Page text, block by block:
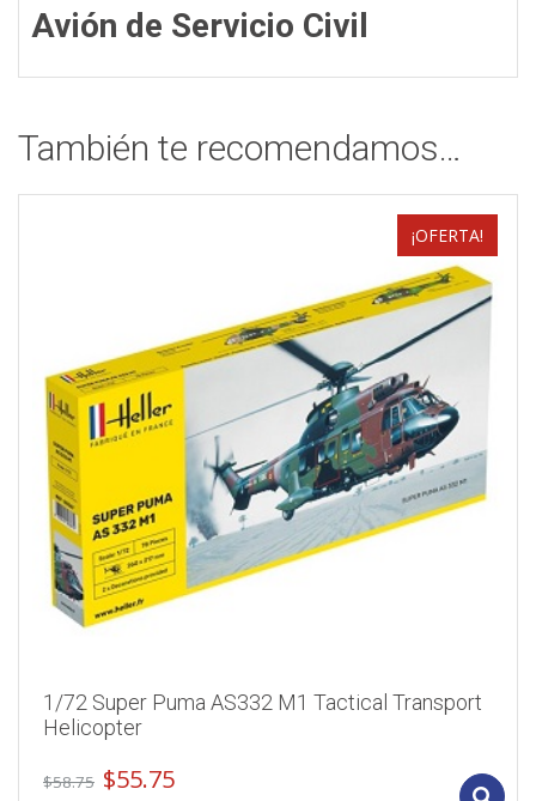
Avión de Servicio Civil
También te recomendamos…
¡OFERTA!
1/72 Super Puma AS332 M1 Tactical Transport
Helicopter
$58.75 Original
$55.75